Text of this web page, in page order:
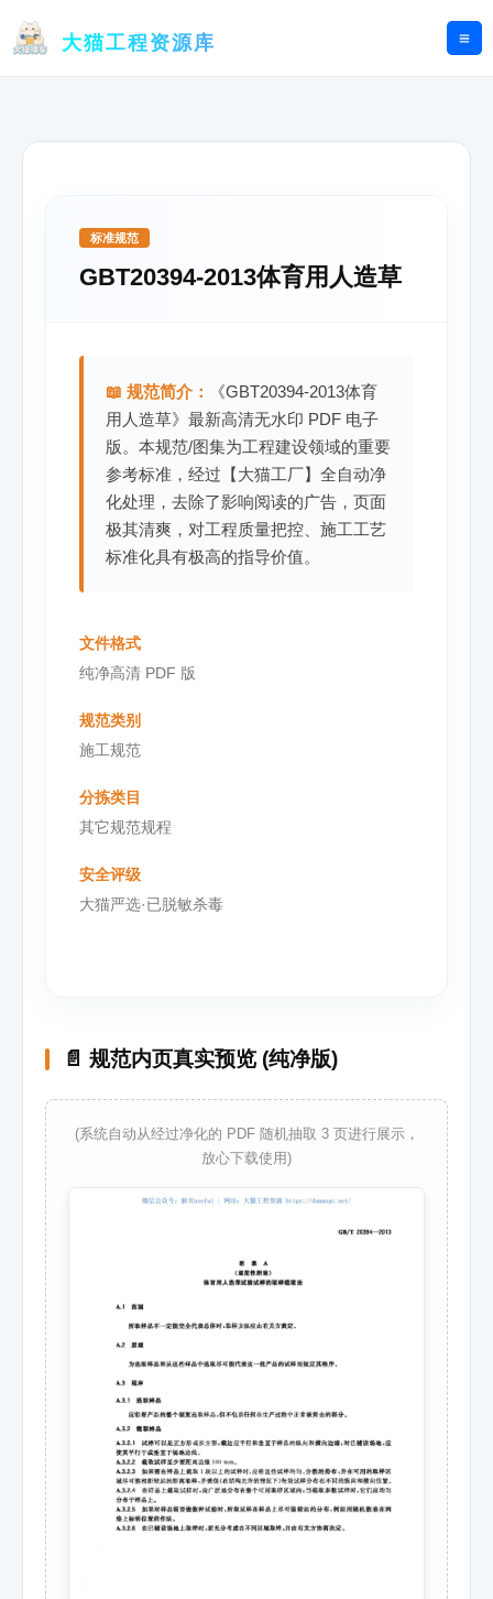
大猫工程资源库
标准规范
GBT20394-2013体育用人造草
📖 规范简介：
《GBT20394-2013体育
用人造草》最新高清无水印 PDF 电子
版。本规范/图集为工程建设领域的重要
参考标准，经过【大猫工厂】全自动净
化处理，去除了影响阅读的广告，页面
极其清爽，对工程质量把控、施工工艺
标准化具有极高的指导价值。
文件格式
纯净高清 PDF 版
规范类别
施工规范
分拣类目
其它规范规程
安全评级
大猫严选·已脱敏杀毒
📄 规范内页真实预览 (纯净版)
(系统自动从经过净化的 PDF 随机抽取 3 页进行展示，
放心下载使用)